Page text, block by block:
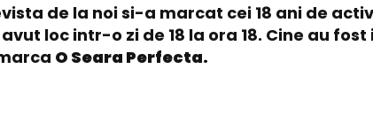
de la noi si-a marcat cei 18 ani de
loc intr-o zi de 18 la ora 18. Cine au
O Seara Perfecta.